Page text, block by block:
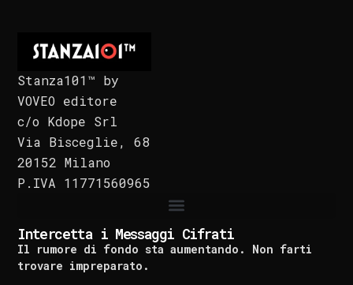
Stanza101™ by
VOVEO editore
c/o Kdope Srl
Via Bisceglie, 68
20152 Milano
P.IVA 11771560965
Intercetta i Messaggi Cifrati
Il rumore di fondo sta aumentando. Non farti
trovare impreparato.